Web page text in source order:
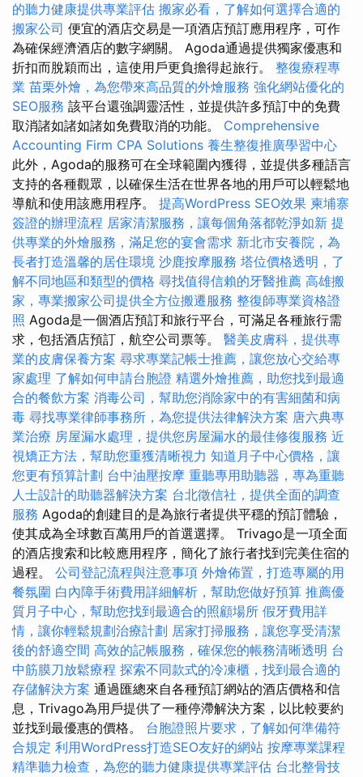
的聽力健康提供專業評估 搬家必看，了解如何選擇合適的
搬家公司 便宜的酒店交易是一項酒店預訂應用程序，可作
為確保經濟酒店的數字網關。 Agoda通過提供獨家優惠和
折扣而脫穎而出，這使用戶更負擔得起旅行。 整復療程專
業 苗栗外燴，為您帶來高品質的外燴服務 強化網站優化的
SEO服務 該平台還強調靈活性，並提供許多預訂中的免費
取消諸如諸如諸如免費取消的功能。 Comprehensive
Accounting Firm CPA Solutions 養生整復推廣學習中心
此外，Agoda的服務可在全球範圍內獲得，並提供多種語言
支持的各種觀眾，以確保生活在世界各地的用戶可以輕鬆地
導航和使用該應用程序。 提高WordPress SEO效果 柬埔寨
簽證的辦理流程 居家清潔服務，讓每個角落都乾淨如新 提
供專業的外燴服務，滿足您的宴會需求 新北市安養院，為
長者打造溫馨的居住環境 沙鹿按摩服務 塔位價格透明，了
解不同地區和類型的價格 尋找值得信賴的牙醫推薦 高雄搬
家，專業搬家公司提供全方位搬遷服務 整復師專業資格證
照 Agoda是一個酒店預訂和旅行平台，可滿足各種旅行需
求，包括酒店預訂，航空公司票等。 醫美皮膚科，提供專
業的皮膚保養方案 尋求專業記帳士推薦，讓您放心交給專
家處理 了解如何申請台胞證 精選外燴推薦，助您找到最適
合的餐飲方案 消毒公司，幫助您消除家中的有害細菌和病
毒 尋找專業律師事務所，為您提供法律解決方案 唐六典專
業治療 房屋漏水處理，提供您房屋漏水的最佳修復服務 近
視矯正方法，幫助您重獲清晰視力 知道月子中心價格，讓
您更有預算計劃 台中油壓按摩 重聽專用助聽器，專為重聽
人士設計的助聽器解決方案 台北徵信社，提供全面的調查
服務 Agoda的創建目的是為旅行者提供平穩的預訂體驗，
使其成為全球數百萬用戶的首選選擇。 Trivago是一項全面
的酒店搜索和比較應用程序，簡化了旅行者找到完美住宿的
過程。 公司登記流程與注意事項 外燴佈置，打造專屬的用
餐氛圍 白內障手術費用詳細解析，幫助您做好預算 推薦優
質月子中心，幫助您找到最適合的照顧場所 假牙費用詳
情，讓你輕鬆規劃治療計劃 居家打掃服務，讓您享受清潔
後的舒適空間 高效的記帳服務，確保您的帳務清晰透明 台
中筋膜刀放鬆療程 探索不同款式的冷凍櫃，找到最合適的
存儲解決方案 通過匯總來自各種預訂網站的酒店價格和信
息，Trivago為用戶提供了一種停滯解決方案，以比較要約
並找到最優惠的價格。 台胞證照片要求，了解如何準備符
合規定 利用WordPress打造SEO友好的網站 按摩專業課程
精準聽力檢查，為您的聽力健康提供專業評估 台北整骨技